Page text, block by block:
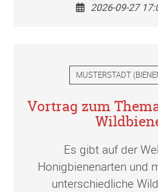
2026-09-27
MUSTERSTADT (
Vortrag zum
Es gibt auf der
Honigbienenarten und
unterschiedliche